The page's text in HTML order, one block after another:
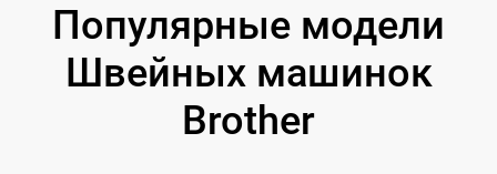
Популярные модели
Швейных машинок
Brother